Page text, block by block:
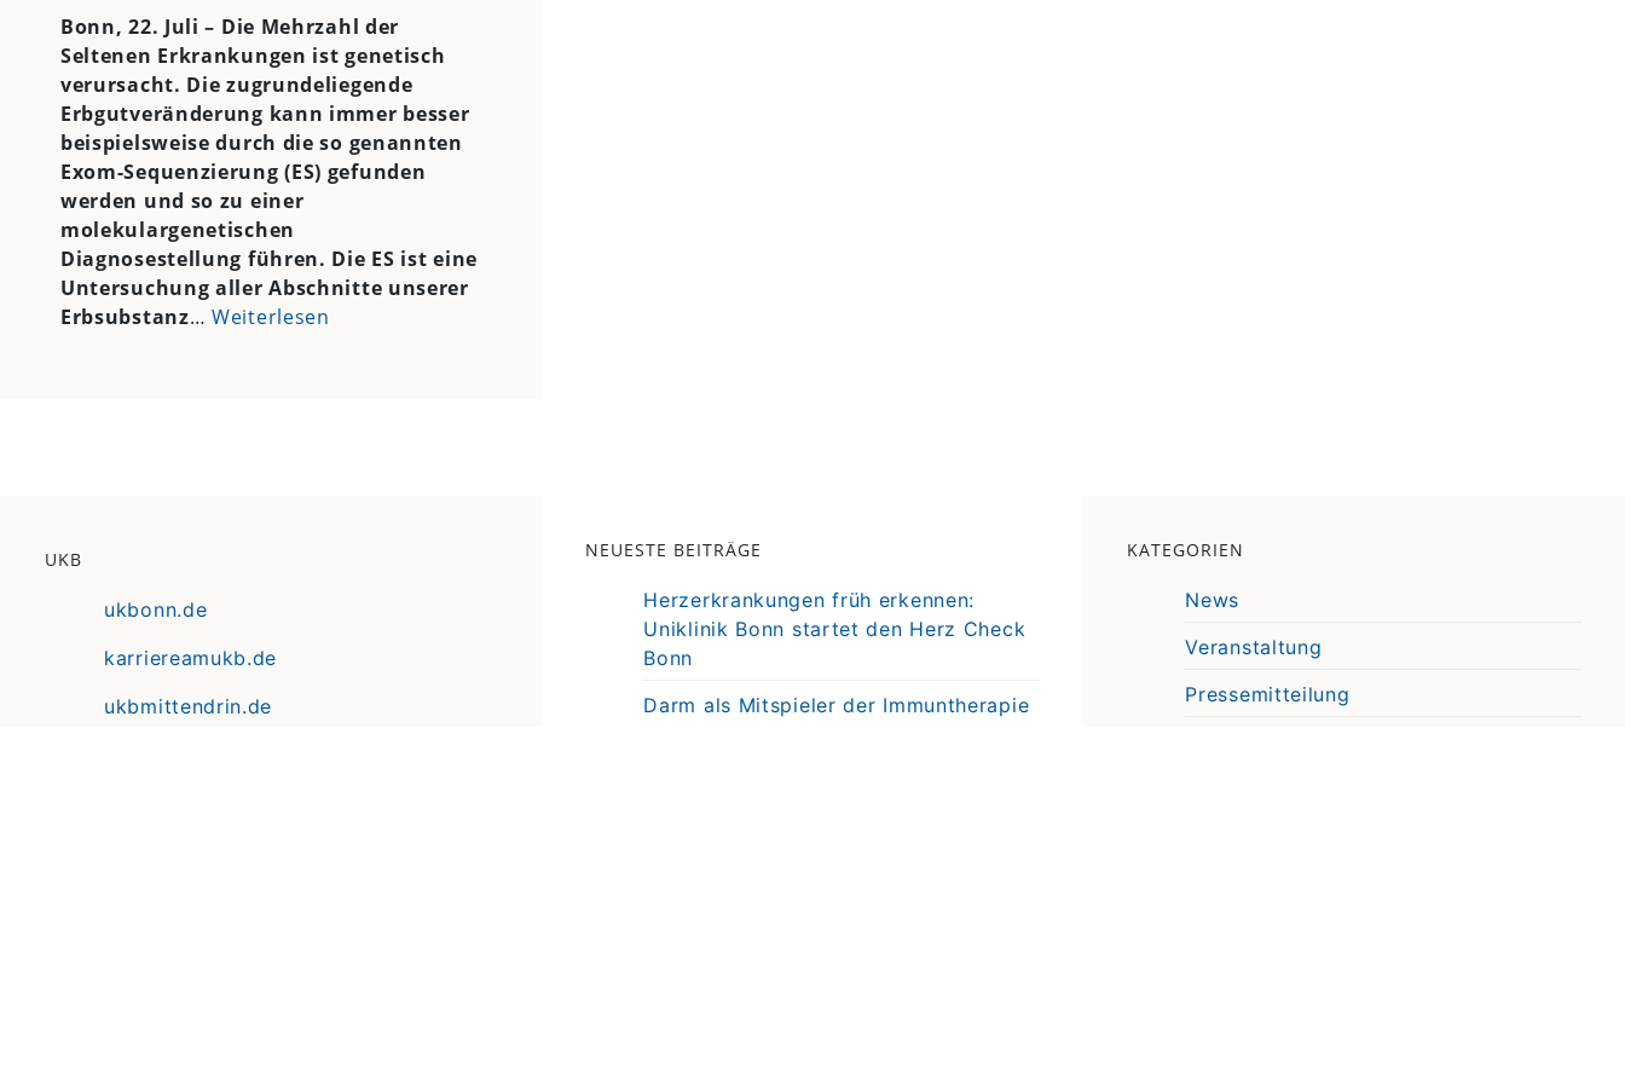
Bonn, 22. Juli – Die Mehrzahl der
Seltenen Erkrankungen ist genetisch
verursacht. Die zugrundeliegende
Erbgutveränderung kann immer besser
beispielsweise durch die so genannten
Exom-Sequenzierung (ES) gefunden
werden und so zu einer
molekulargenetischen
Diagnosestellung führen. Die ES ist eine
Untersuchung aller Abschnitte unserer
Erbsubstanz…Weiterlesen
UKB
ukbonn.de
karriereamukb.de
ukbmittendrin.de
NEUESTE BEITRÄGE
Herzerkrankungen früh erkennen:
Uniklinik Bonn startet den Herz Check
Bonn
Darm als Mitspieler der Immuntherapie
KATEGORIEN
News
Veranstaltung
Pressemitteilung